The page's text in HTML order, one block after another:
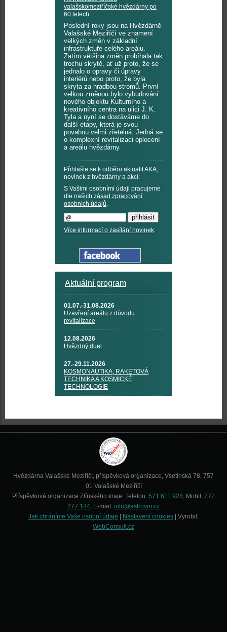
valašskomeziříčské hvězdárny po
60 letech
Poslední roky jsou na Hvězdárně
Valašské Meziříčí ve znamení
velkých změn v základní
infrastruktuře celého areálu.
Zatím většina změn probíhala tak
trochu skrytě, ať už proto, že se
jednalo o opravy či úpravy
interiérů nebo proto, že byla
skryta za hradbou stromů. První
velkou změnou bylo vybudování
nového objektu Kulturního a
kreativního centra na ulici J. K.
Tyla a nyní se dostáváme do
další etapy, která je svou
povahou velmi zřetelná. Jedná se
o komplexní revitalizaci oplocení
a areálu hvězdárny.
Přihlašte se k odběru aktualit AKA,
novinek z hvězdárny a akcí:
S Vašimi osobními údaji pracujeme
dle našich zásad zpracování
osobních údajů.
Více informací o zasílání novinek
Aktuální program
01.07.-31.08.2026
Uzavření areálu z důvodu
revitalizace
12.08.2026
Hvězdný duel
27.-29.11.2026
KOSMONAUTIKA, RAKETOVÁ
TECHNIKA A KOSMICKÉ
TECHNOLOGIE
Hvězdárna Valašské Meziříčí, příspěvková organizace, Vsetínská 78, 757
01 Valašské Meziříčí
Příspěvková organizace Zlínského kraje. Telefon: 571 611 928, Mobil: 777
277 134, E-mail: info@astrovm.cz
Jak chráníme Vaše osobní údaje
Nastavení cookies | Vyrobil:
WebConsult.cz